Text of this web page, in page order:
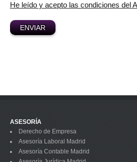
He leído y acepto las condiciones del
ASESORÍA
Derecho de Empresa
Asesoría Laboral Madrid
Asesoría Contable Madrid